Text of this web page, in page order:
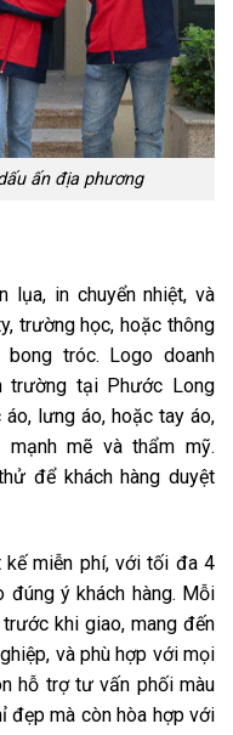
ấn địa phương
lụa, in chuyển nhiệt, và
trường học, hoặc thông
tróc. Logo doanh
trường tại Phước Long
lưng áo, hoặc tay áo,
mẽ và thẩm mỹ.
để khách hàng duyệt
kế miễn phí, với tối đa 4
ý khách hàng. Mỗi
khi giao, mang đến
và phù hợp với mọi
hỗ trợ tư vấn phối màu
đẹp mà còn hòa hợp với